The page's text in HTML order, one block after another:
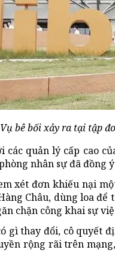
Vụ bê bối xảy ra tại tập
các quản lý cấp cao
nhân sự đã đồng
xét đơn khiếu nại
Châu, dùng loa
chặn công khai sự
gì thay đổi, cô quyết
rộng rãi trên